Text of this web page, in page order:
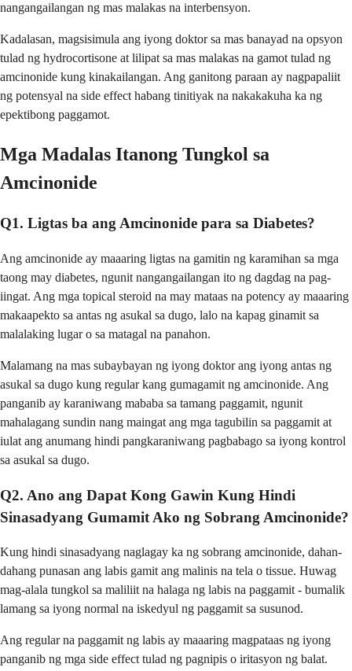
nangangailangan ng mas malakas na interbensyon.
Kadalasan, magsisimula ang iyong doktor sa mas banayad na opsyon
tulad ng hydrocortisone at lilipat sa mas malakas na gamot tulad ng
amcinonide kung kinakailangan. Ang ganitong paraan ay nagpapaliit
ng potensyal na side effect habang tinitiyak na nakakakuha ka ng
epektibong paggamot.
Mga Madalas Itanong Tungkol sa
Amcinonide
Q1. Ligtas ba ang Amcinonide para sa Diabetes?
Ang amcinonide ay maaaring ligtas na gamitin ng karamihan sa mga
taong may diabetes, ngunit nangangailangan ito ng dagdag na pag-
iingat. Ang mga topical steroid na may mataas na potency ay maaaring
makaapekto sa antas ng asukal sa dugo, lalo na kapag ginamit sa
malalaking lugar o sa matagal na panahon.
Malamang na mas subaybayan ng iyong doktor ang iyong antas ng
asukal sa dugo kung regular kang gumagamit ng amcinonide. Ang
panganib ay karaniwang mababa sa tamang paggamit, ngunit
mahalagang sundin nang maingat ang mga tagubilin sa paggamit at
iulat ang anumang hindi pangkaraniwang pagbabago sa iyong kontrol
sa asukal sa dugo.
Q2. Ano ang Dapat Kong Gawin Kung Hindi
Sinasadyang Gumamit Ako ng Sobrang Amcinonide?
Kung hindi sinasadyang naglagay ka ng sobrang amcinonide, dahan-
dahang punasan ang labis gamit ang malinis na tela o tissue. Huwag
mag-alala tungkol sa maliliit na halaga ng labis na paggamit - bumalik
lamang sa iyong normal na iskedyul ng paggamit sa susunod.
Ang regular na paggamit ng labis ay maaaring magpataas ng iyong
panganib ng mga side effect tulad ng pagnipis o iritasyon ng balat.